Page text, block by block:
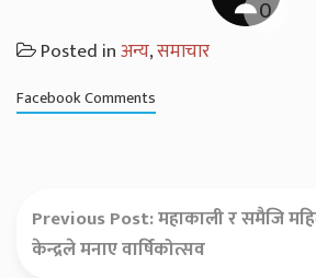
Posted inअन्य,समाचार
Facebook Comments
Previous Post:महाकाली र समैजि
केन्द्रले मनाए वार्षिकोत्सव